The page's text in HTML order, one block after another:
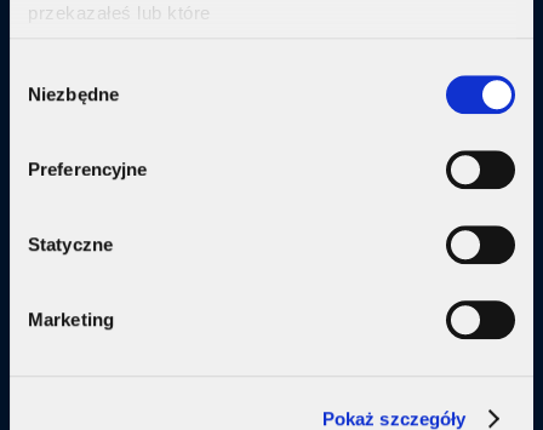
przekazałeś lub które
Selection
Niezbędne
Preferencyjne
Statyczne
Marketing
Pokaż szczegóły
Internet + telewizja
Internet + plan komórkowy
Małe firmy